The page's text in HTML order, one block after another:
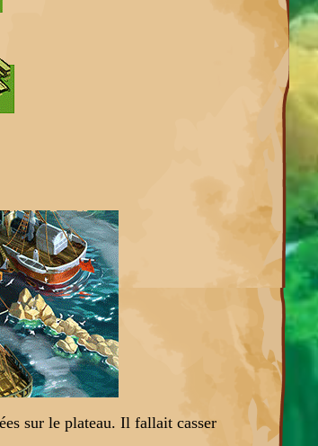
sur le plateau. Il fallait casser